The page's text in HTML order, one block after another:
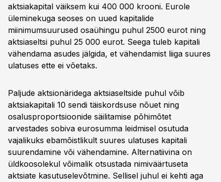
aktsiakapital väiksem kui 400 000 krooni. Eurole
üleminekuga seoses on uued kapitalide
miinimumsuurused osaühingu puhul 2500 eurot ning
aktsiaseltsi puhul 25 000 eurot. Seega tuleb kapitali
vähendama asudes jälgida, et vähendamist liiga suures
ulatuses ette ei võetaks.
Paljude aktsionäridega aktsiaseltside puhul võib
aktsiakapitali 10 sendi täiskordsuse nõuet ning
osalusproportsioonide säilitamise põhimõtet
arvestades sobiva eurosumma leidmisel osutuda
vajalikuks ebamõistlikult suures ulatuses kapitali
suurendamine või vähendamine. Alternatiivina on
üldkoosolekul võimalik otsustada nimiväärtuseta
aktsiate kasutuselevõtmine. Sellisel juhul ei kehti aga